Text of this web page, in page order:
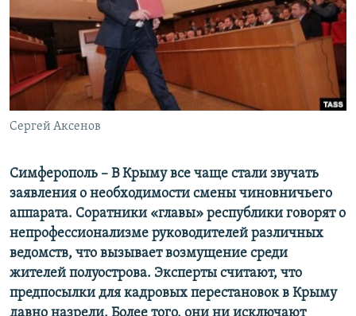
ПОБЕДИТЕЛЕЙ НЕ СУДЯТ?
КРЫМ.НЕПОКОРЕННЫЙ
ELIFBE
УКРАИНСКАЯ ПРОБЛЕМА КРЫМА
ПРИСОЕДИНЯЙТЕСЬ!
Все сайты RFE/RL
Сергей Аксенов
Симферополь – В Крыму все чаще стали звучать
заявления о необходимости смены чиновничьего
аппарата. Соратники «главы» республики говорят о
непрофессионализме руководителей различных
ведомств, что вызывает возмущение среди
жителей полуострова. Эксперты считают, что
предпосылки для кадровых перестановок в Крыму